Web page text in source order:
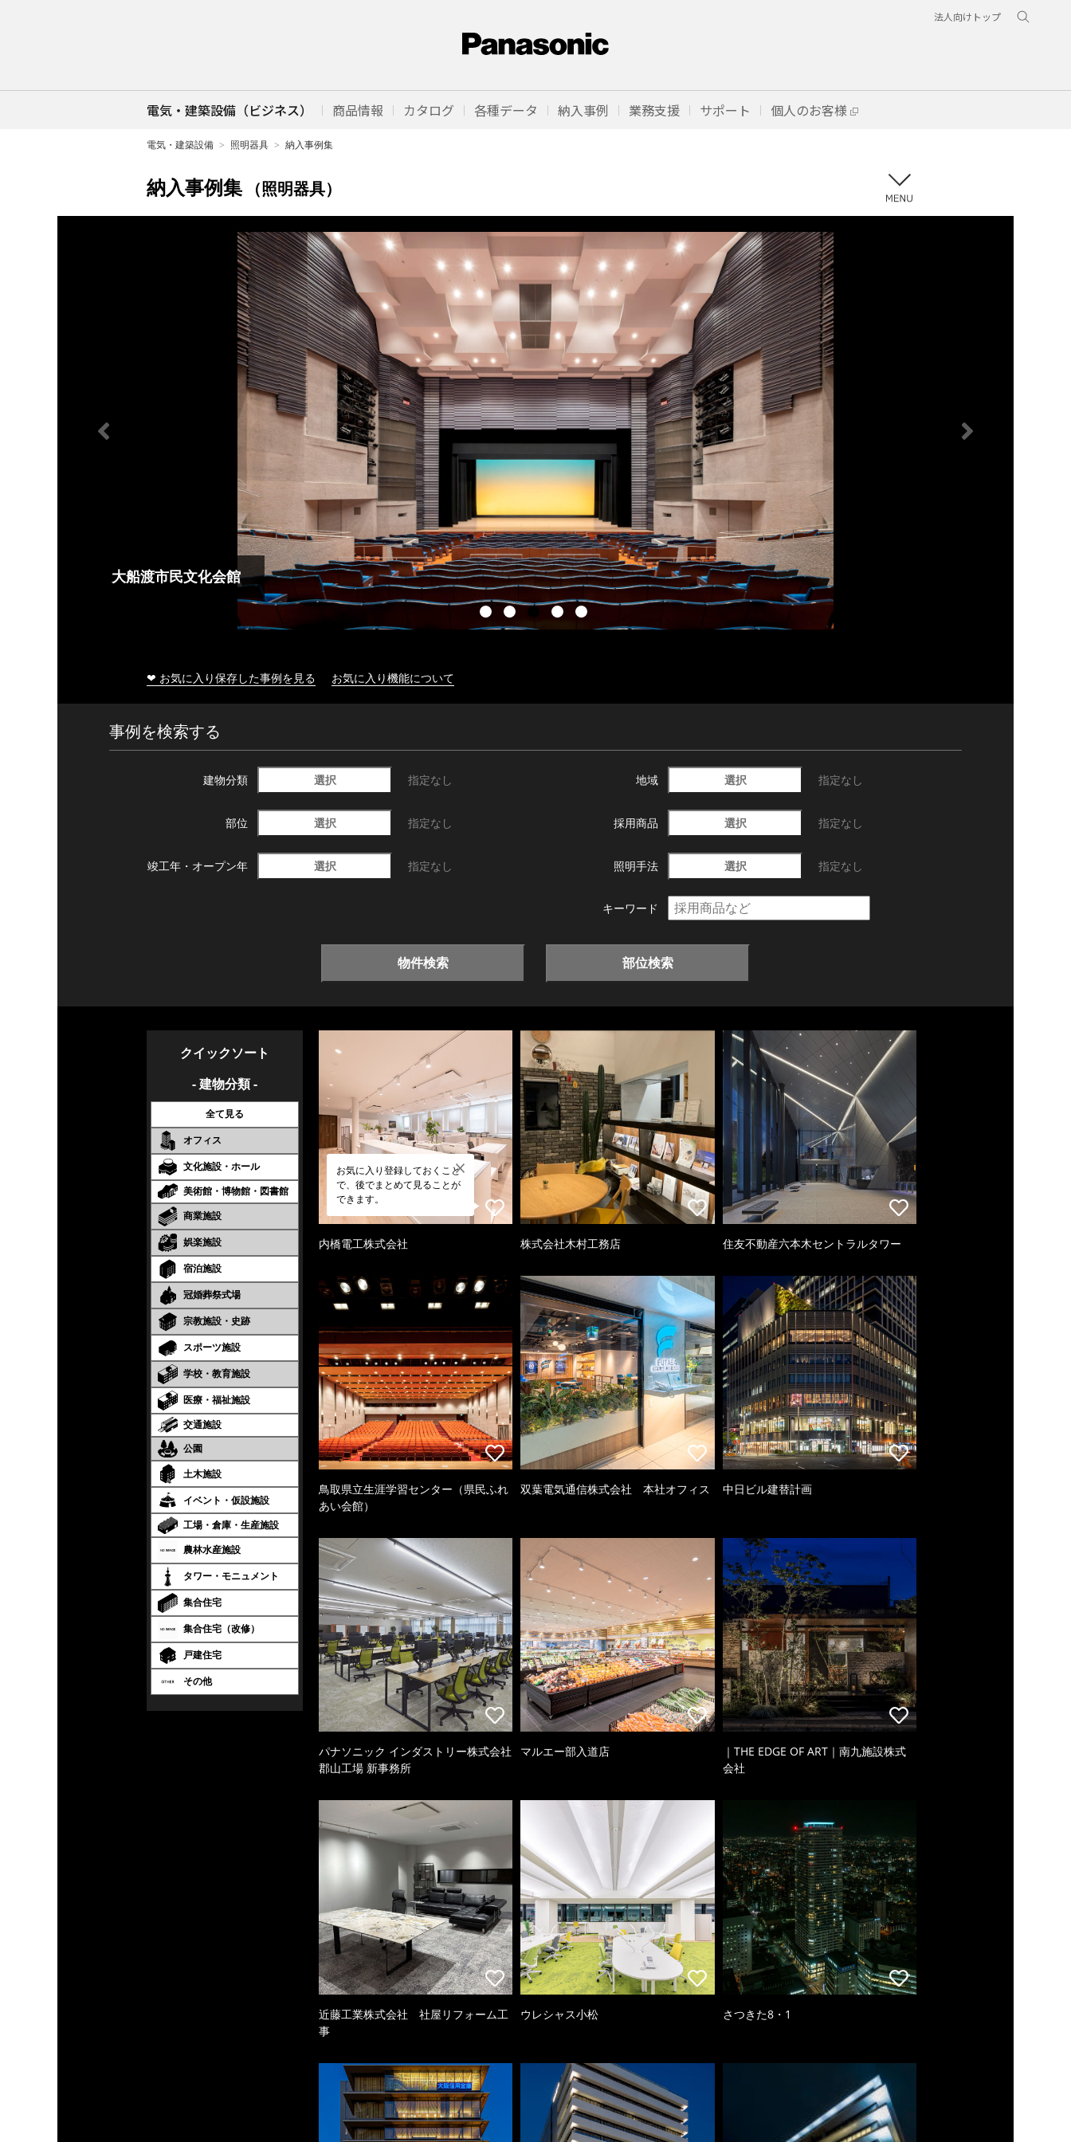
法人向けトップ
電気・建築設備（ビジネス） 商品情報 カタログ 各種データ 納入事例 業務支援 サポート 個人のお客様
電気・建築設備 照明器具 納入事例集
納入事例集 （照明器具）
大船渡市民文化会館
❤ お気に入り保存した事例を見る お気に入り機能について
事例を検索する
建物分類 選択 指定なし 地域 選択 指定なし
部位 選択 指定なし 採用商品 選択 指定なし
竣工年・ オープン年 選択 指定なし 照明手法 選択 指定なし
キーワード
物件検索 部位検索
クイックソート
- 建物分類 -
全て見る
オフィス
文化施設・ホール
美術館・博物館・図書館
商業施設
娯楽施設
宿泊施設
冠婚葬祭式場
宗教施設・史跡
スポーツ施設
学校・教育施設
医療・福祉施設
交通施設
公園
土木施設
イベント・仮設施設
工場・倉庫・生産施設
農林水産施設
タワー・モニュメント
集合住宅
集合住宅（改修）
戸建住宅
その他
お気に入り登録しておくこと
で、後でまとめて見ることが
できます。
内橋電工株式会社 株式会社木村工務店 住友不動産六本木セントラルタワー
鳥取県立生涯学習センター（県民ふれ
あい会館）
双葉電気通信株式会社 本社オフィス 中日ビル建替計画
パナソニック インダストリー株式会社
郡山工場 新事務所
マルエー部入道店
｜THE EDGE OF ART｜南九施設株式
会社
近藤工業株式会社 社屋リフォーム工
事
ウレシャス小松 さつきた8・1